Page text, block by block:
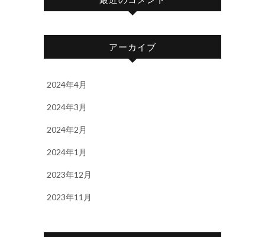
アーカイブ
2024年4月
2024年3月
2024年2月
2024年1月
2023年12月
2023年11月